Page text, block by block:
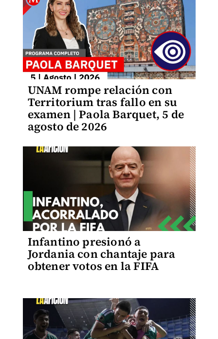
UNAM rompe relación con
Territorium tras fallo en su
examen | Paola Barquet, 5 de
agosto de 2026
Infantino presionó a
Jordania con chantaje para
obtener votos en la FIFA